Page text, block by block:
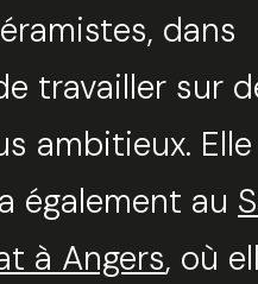
dans
travailler sur
ambitieux. Elle
également au
à Angers, où